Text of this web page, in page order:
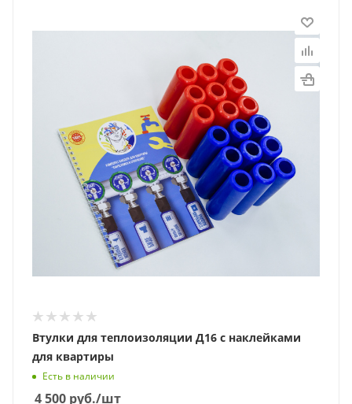
Втулки для теплоизоляции Д16 с наклейками
для квартиры
Есть в наличии
4 500 руб./шт